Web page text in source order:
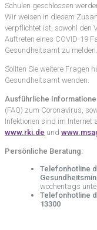
Schulen geschlossen
Wir weisen in diesem
verpflichtet ist, sowohl den
Auftreten eines COVID-19
Gesundheitsamt zu melden.
Sollten Sie weitere Fragen
Gesundheitsamt wenden.
Ausführliche
(FAQ) zum Coronavirus,
Infektionen sind im
www.rki.de und
Persönliche Beratung:
Telefonhotline
wochentags
Telefonhotline
13300